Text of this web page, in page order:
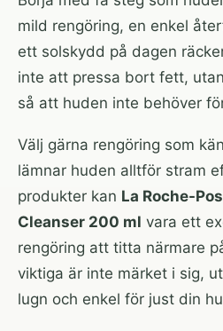
mild rengöring, en enkel
ett solskydd på dagen
inte att pressa bort fett,
så att huden inte behöver
Välj gärna rengöring som
lämnar huden alltför stram
produkter kan La Roche-
Cleanser 200 ml vara ett
rengöring att titta närmare
viktiga är inte märket i sig,
lugn och enkel för just din